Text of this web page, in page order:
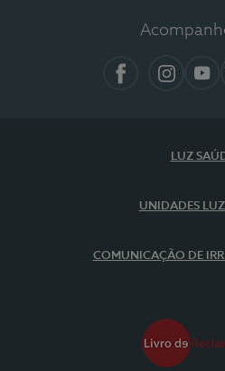
LUZ
UNIDADES
COMUNICAÇÃO DE